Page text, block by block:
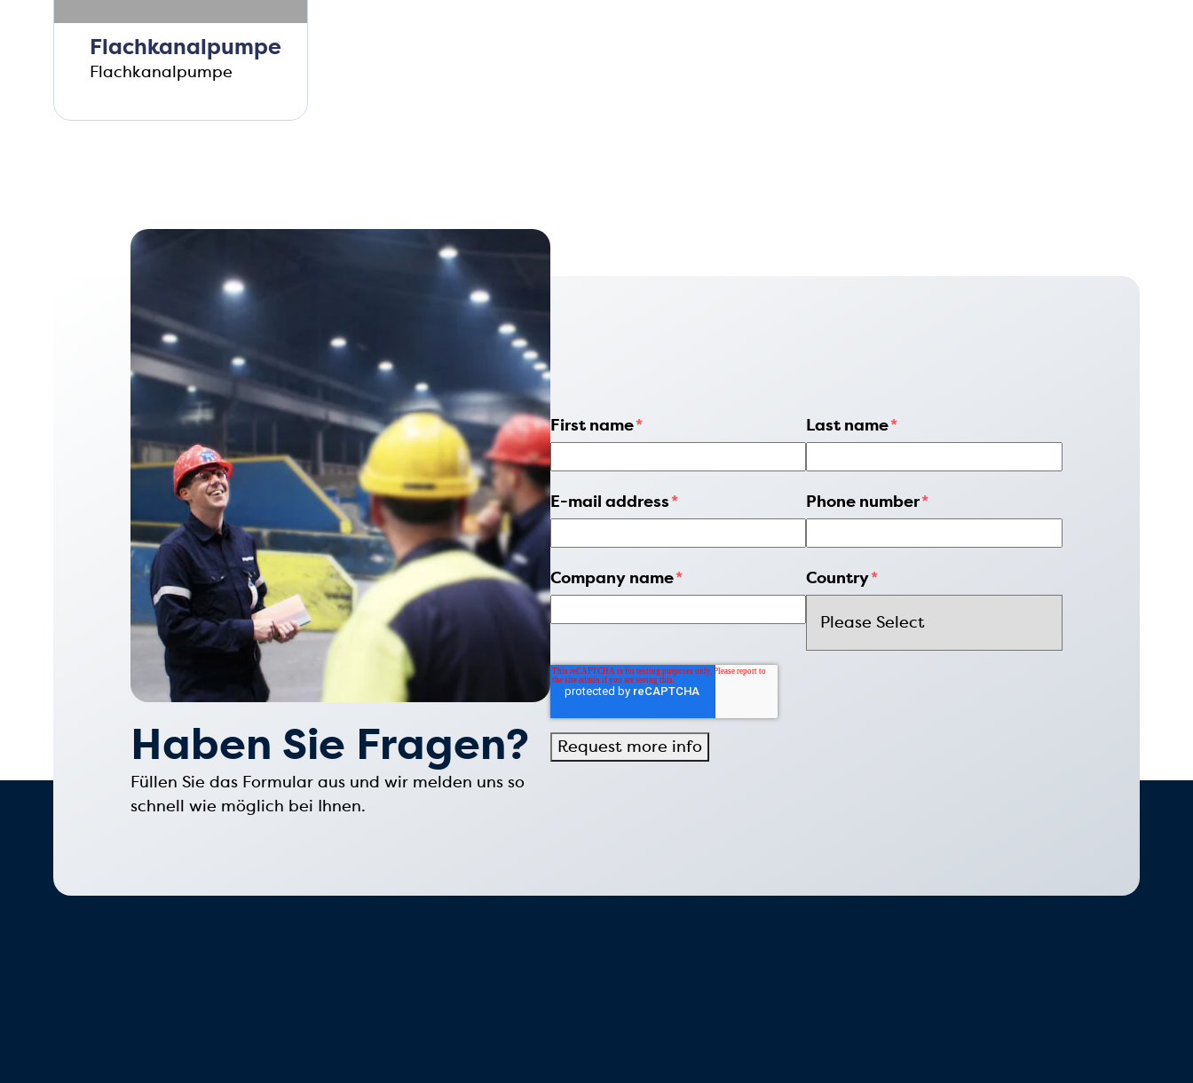
Flachkanalpumpe
Flachkanalpumpe
Haben Sie Fragen?
Füllen Sie das Formular aus und wir melden uns so
schnell wie möglich bei Ihnen.
First name* Last name*
E-mail address* Phone number*
Company name* Country*